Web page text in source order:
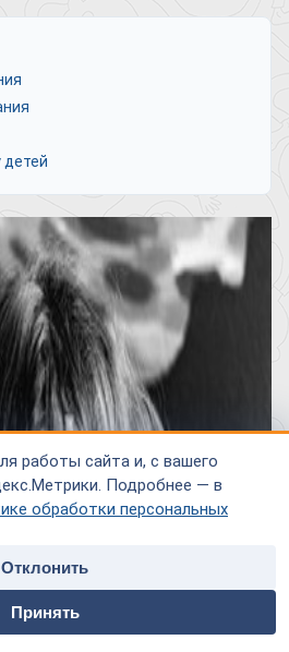
работы сайта и, с вашего
Подробнее — в
обработки персональных
Отклонить
Принять
payment contacts